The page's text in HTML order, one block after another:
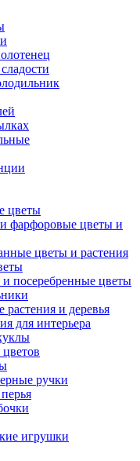
цветы
фарфоровые цветы и
цветы и растения
посеребренные цветы
растения и деревья
для интерьера
ручки
игрушки